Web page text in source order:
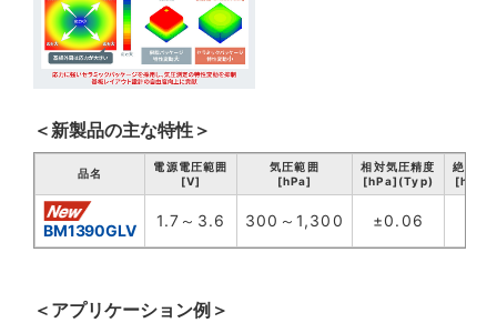
＜新製品の主な特性＞
品名
電源電圧範囲
[V]
気圧範囲
[hPa]
相対気圧精度
[hPa](Typ)
絶対気
BM1390GLV
1.7～3.6 300～1,300 ±0.06
＜アプリケーション例＞